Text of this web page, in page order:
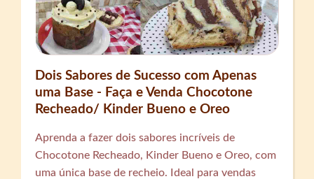
Dois Sabores de Sucesso com Apenas
uma Base - Faça e Venda Chocotone
Recheado/ Kinder Bueno e Oreo
Aprenda a fazer dois sabores incríveis de
Chocotone Recheado, Kinder Bueno e Oreo, com
uma única base de recheio. Ideal para vendas